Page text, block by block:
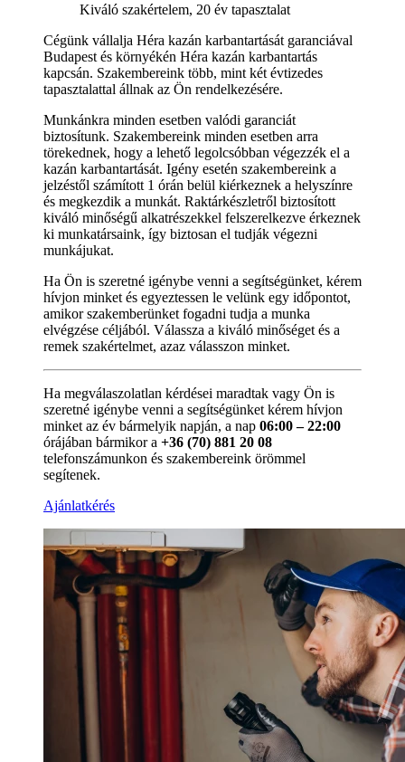
Kiváló szakértelem, 20 év tapasztalat
Cégünk vállalja Héra kazán karbantartását garanciával
Budapest és környékén Héra kazán karbantartás
kapcsán. Szakembereink több, mint két évtizedes
tapasztalattal állnak az Ön rendelkezésére.
Munkánkra minden esetben valódi garanciát
biztosítunk. Szakembereink minden esetben arra
törekednek, hogy a lehető legolcsóbban végezzék el a
kazán karbantartását. Igény esetén szakembereink a
jelzéstől számított 1 órán belül kiérkeznek a helyszínre
és megkezdik a munkát. Raktárkészletről biztosított
kiváló minőségű alkatrészekkel felszerelkezve érkeznek
ki munkatársaink, így biztosan el tudják végezni
munkájukat.
Ha Ön is szeretné igénybe venni a segítségünket, kérem
hívjon minket és egyeztessen le velünk egy időpontot,
amikor szakemberünket fogadni tudja a munka
elvégzése céljából. Válassza a kiváló minőséget és a
remek szakértelmet, azaz válasszon minket.
Ha megválaszolatlan kérdései maradtak vagy Ön is
szeretné igénybe venni a segítségünket kérem hívjon
minket az év bármelyik napján, a nap 06:00 – 22:00
órájában bármikor a +36 (70) 881 20 08
telefonszámunkon és szakembereink örömmel
segítenek.
Ajánlatkérés